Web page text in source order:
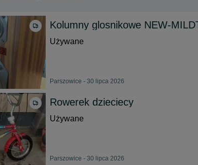
Kolumny glosnikowe NEW-
Używane
Parszowice - 30 lipca 2026
Rowerek dzieciecy
Używane
Parszowice - 30 lipca 2026